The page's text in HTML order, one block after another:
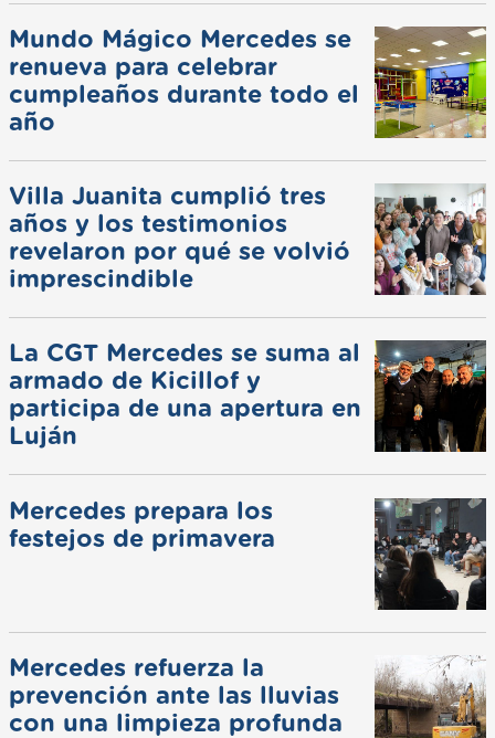
Mundo Mágico Mercedes se
renueva para celebrar
cumpleaños durante todo el
año
Villa Juanita cumplió tres
años y los testimonios
revelaron por qué se volvió
imprescindible
La CGT Mercedes se suma al
armado de Kicillof y
participa de una apertura en
Luján
Mercedes prepara los
festejos de primavera
Mercedes refuerza la
prevención ante las lluvias
con una limpieza profunda